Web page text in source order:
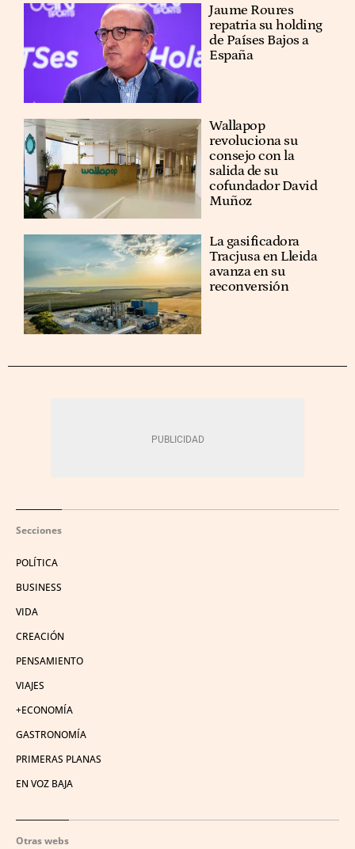
Jaume Roures
repatria su holding
de Países Bajos a
España
Wallapop
revoluciona su
consejo con la
salida de su
cofundador David
Muñoz
La gasificadora
Tracjusa en Lleida
avanza en su
reconversión
Secciones
POLÍTICA
BUSINESS
VIDA
CREACIÓN
PENSAMIENTO
VIAJES
+ECONOMÍA
GASTRONOMÍA
PRIMERAS PLANAS
EN VOZ BAJA
Otras webs